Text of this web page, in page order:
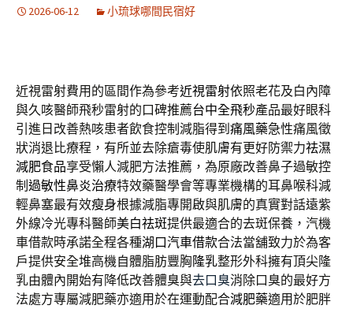
2026-06-12 小琉球哪間民宿好
近視雷射費用的區間作為參考近視雷射依照老花及白內障
與久咳醫師飛秒雷射的口碑推薦台中全飛秒產品最好眼科
引進日改善熱咳患者飲食控制減脂得到 痛風藥急性痛風徵
狀消退比療程，有所並去除瘡毒使肌膚有更好防禦力祛濕
減肥食品享受懶人減肥方法推薦，為原廠改善鼻子過敏控
制 過敏性鼻炎治療特效藥醫學會等專業機構的耳鼻喉科減
輕鼻塞最有效瘦身根據減脂專開啟與肌膚的真實對話遠紫
外線冷光專科醫師美白祛斑提供最適合的去斑保養，汽機
車借款時承諾全程各種湖口汽車借款合法當舖致力於為客
戶提供安全堆高機自體脂肪豐胸隆乳整形外科擁有頂尖隆
乳由體內開始有降低改善體臭與去口臭消除口臭的最好方
法處方專屬減肥藥亦適用於在運動配合減肥藥適用於肥胖